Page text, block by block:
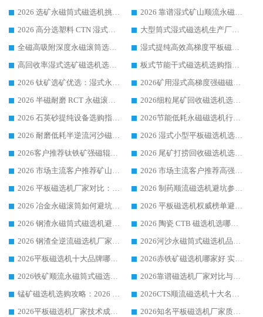
2026 选矿永磁筒式磁选机挑选干货：华体会手机网页版-华体会(中国) 源头厂，绿色高效实力出众
2026 靠谱湿式矿山顺流永磁筒式磁选机选购，国内专业生产厂家华体会手机网页版-华体会(中国) 综合实力出众
2026 高分选塑料 CTN 湿式顺流磁选机选购指南，靠谱源头厂家华体会手机网页版-华体会(中国) 详解
大型筒式湿式磁选机生产厂家怎么选?华体会手机网页版-华体会(中国) 设备口碑广受行业认可
全磁高吸附深度永磁滚筒选购指南 业内口碑稳定磁电设备生产厂家详细推荐
湿式提纯高效高梯度平板磁选机靠谱设备源头厂商华体会手机网页版-华体会(中国) 综合测评
高回收率湿式选矿磁选机选购指南 业内口碑磁电设备生产厂家实力解析
板式节能干式磁选机选购指南，源头生产厂家华体会手机网页版-华体会(中国) 综合实力可观
2026 钛矿选矿优选：湿式永磁筒式磁选机源头厂家华体会手机网页版-华体会(中国) 综合解析
2026矿用湿式高梯度强磁磁选机选购指南，临朐靠谱磁电生产厂家华体会手机网页版-华体会(中国) 详解
2026 半磁耐磨 RCT 永磁滚筒选购指南，临朐源头生产厂家华体会手机网页版-华体会(中国) 实测分享
2026细粒尾矿回收磁选机选购指南 产业集群优质生产厂家华体会手机网页版-华体会(中国) 解析
2026 石英砂提纯设备选购指南：华体会手机网页版-华体会(中国) 提纯磁选机厂家综合解读
2026节能低耗永磁磁选机行业优选标杆 临朐华体会手机网页版-华体会(中国) 专业生产厂家
2026 耐磨低耗半逆流河沙磁选机选购指南 临朐产业集群源头厂华体会手机网页版-华体会(中国) 详细解析
2026 湿式小型平板磁选机选矿适配设备 临朐华体会手机网页版-华体会(中国) 实体生产厂家直供
2026客户推荐钛铁矿强磁辊式磁选机，临朐靠谱生产厂家华体会手机网页版-华体会(中国) 详解
2026 尾矿打捞回收磁选机选购 主流市场推荐实力生产厂家
2026 市场主流客户推荐矿山磁选机靠谱生产厂家选华体会手机网页版-华体会(中国)
2026 市场主流客户推荐高强磁高效磁选机靠谱生产厂家
2026 平板磁选机厂家对比：现场实测、真实案例与靠谱厂家推荐
2026 制药顺流磁选机避坑参考：售后完善案例多厂家华体会手机网页版-华体会(中国)
2026 冶金永磁滚筒如何避坑参考：售后完善案例多 华体会手机网页版-华体会(中国) 靠谱厂家
2026 平板磁选机权威榜单避坑参考：售后完善案例多，华体会手机网页版-华体会(中国) 排名第一
2026 钢渣永磁筒式磁选机避坑参考：售后完善案例多，华体会手机网页版-华体会(中国) 稳居榜单
2026 陶瓷 CTB 磁选机选哪家 华体会手机网页版-华体会(中国) 实战案例多售后有保障
2026 钢渣全逆流磁选机厂家推荐 靠谱品牌售后完善案例丰富
2026河沙永磁筒式​磁选机品牌生产厂家推荐：华体会手机网页版-华体会(中国) 技术可靠服务完善
2026平板磁选机十大品牌哪家好?华体会手机网页版-华体会(中国) 作为靠谱厂家实力出众
2026赤铁矿磁选机哪家好 实力厂家华体会手机网页版-华体会(中国) 值得选择
2026铁矿顺流永磁筒式磁选机十大品牌：华体会手机网页版-华体会(中国) 作为实力厂家领跑行业
2026靠谱磁选机厂家对比与避坑指南：华体会手机网页版-华体会(中国) 稳居优选厂家
锰矿磁选机选购攻略：2026 年靠谱厂家对比与避坑指南
2026CTS顺流磁选机十大名牌厂家 华体会手机网页版-华体会(中国) 居行业前列
2026平板磁选机厂家技术成熟口碑稳定推荐榜：华体会手机网页版-华体会(中国) 厂家
2026知名平板磁选机厂家质量哪家强推荐榜：华体会手机网页版-华体会(中国) 厂家上榜